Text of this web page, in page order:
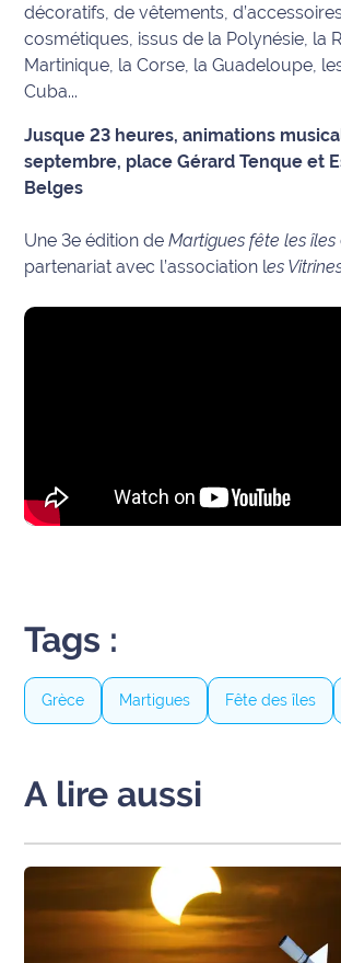
Info
route
Justice
Loisirs
Météo
Politique
International
2026
Contenus
Partenaires
rédaction
Coup de
coeur
décoratifs, de vêtements,
cosmétiques, issus de la Polynésie, la
Martinique, la Corse, la Guadeloupe,
Cuba...
Jusque 23 heures, animations
septembre, place Gérard Tenque et
Belges
Une 3e édition deMartigues fête les îles
partenariat avec l’association les
Tags :
Grèce Martigues Fête des îles
A lire aussi